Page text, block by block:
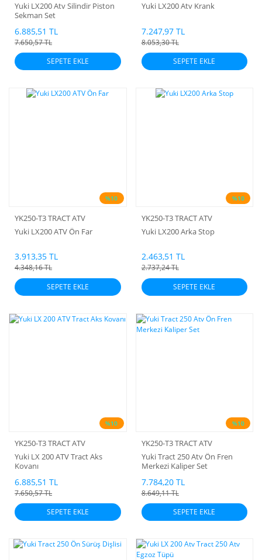
Yuki LX200 Atv Silindir Piston
Sekman Set
6.885,51 TL
7.650,57 TL
SEPETE EKLE
Yuki LX200 Atv Krank
7.247,97 TL
8.053,30 TL
SEPETE EKLE
%10
YK250-T3 TRACT ATV
Yuki LX200 ATV Ön Far
3.913,35 TL
4.348,16 TL
SEPETE EKLE
%10
YK250-T3 TRACT ATV
Yuki LX200 Arka Stop
2.463,51 TL
2.737,24 TL
SEPETE EKLE
%10
YK250-T3 TRACT ATV
Yuki LX 200 ATV Tract Aks
Kovanı
6.885,51 TL
7.650,57 TL
SEPETE EKLE
%10
YK250-T3 TRACT ATV
Yuki Tract 250 Atv Ön Fren
Merkezi Kaliper Set
7.784,20 TL
8.649,11 TL
SEPETE EKLE